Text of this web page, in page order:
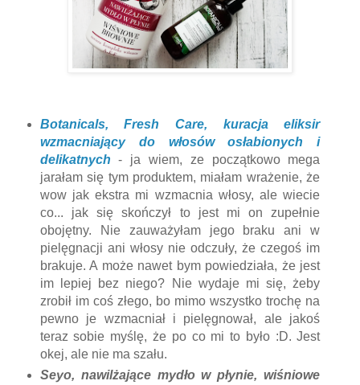
Botanicals, Fresh Care, kuracja eliksir
wzmacniający do włosów osłabionych i
delikatnych - ja wiem, ze początkowo mega
jarałam się tym produktem, miałam wrażenie, że
wow jak ekstra mi wzmacnia włosy, ale wiecie
co... jak się skończył to jest mi on zupełnie
obojętny. Nie zauważyłam jego braku ani w
pielęgnacji ani włosy nie odczuły, że czegoś im
brakuje. A może nawet bym powiedziała, że jest
im lepiej bez niego? Nie wydaje mi się, żeby
zrobił im coś złego, bo mimo wszystko trochę na
pewno je wzmacniał i pielęgnował, ale jakoś
teraz sobie myślę, że po co mi to było :D. Jest
okej, ale nie ma szału.
Seyo, nawilżające mydło w płynie, wiśniowe